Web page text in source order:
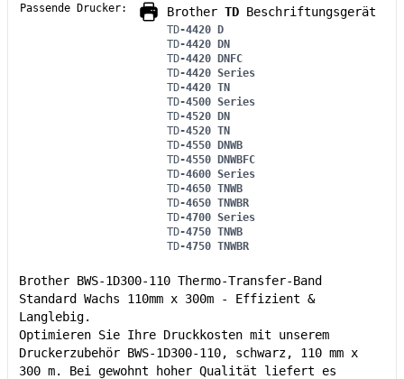
Passende Drucker:
Brother TD Beschriftungsgerät
TD-4420 D
TD-4420 DN
TD-4420 DNFC
TD-4420 Series
TD-4420 TN
TD-4500 Series
TD-4520 DN
TD-4520 TN
TD-4550 DNWB
TD-4550 DNWBFC
TD-4600 Series
TD-4650 TNWB
TD-4650 TNWBR
TD-4700 Series
TD-4750 TNWB
TD-4750 TNWBR
Brother BWS-1D300-110 Thermo-Transfer-Band
Standard Wachs 110mm x 300m - Effizient &
Langlebig.
Optimieren Sie Ihre Druckkosten mit unserem
Druckerzubehör BWS-1D300-110, schwarz, 110 mm x
300 m. Bei gewohnt hoher Qualität liefert es